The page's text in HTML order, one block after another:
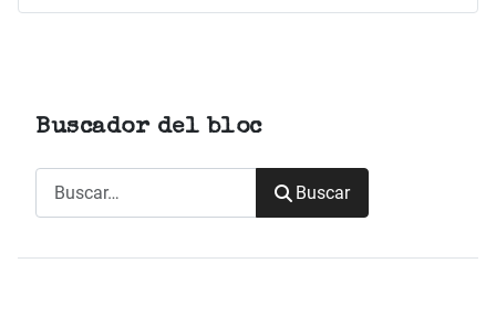
Buscador del bloc
Buscar